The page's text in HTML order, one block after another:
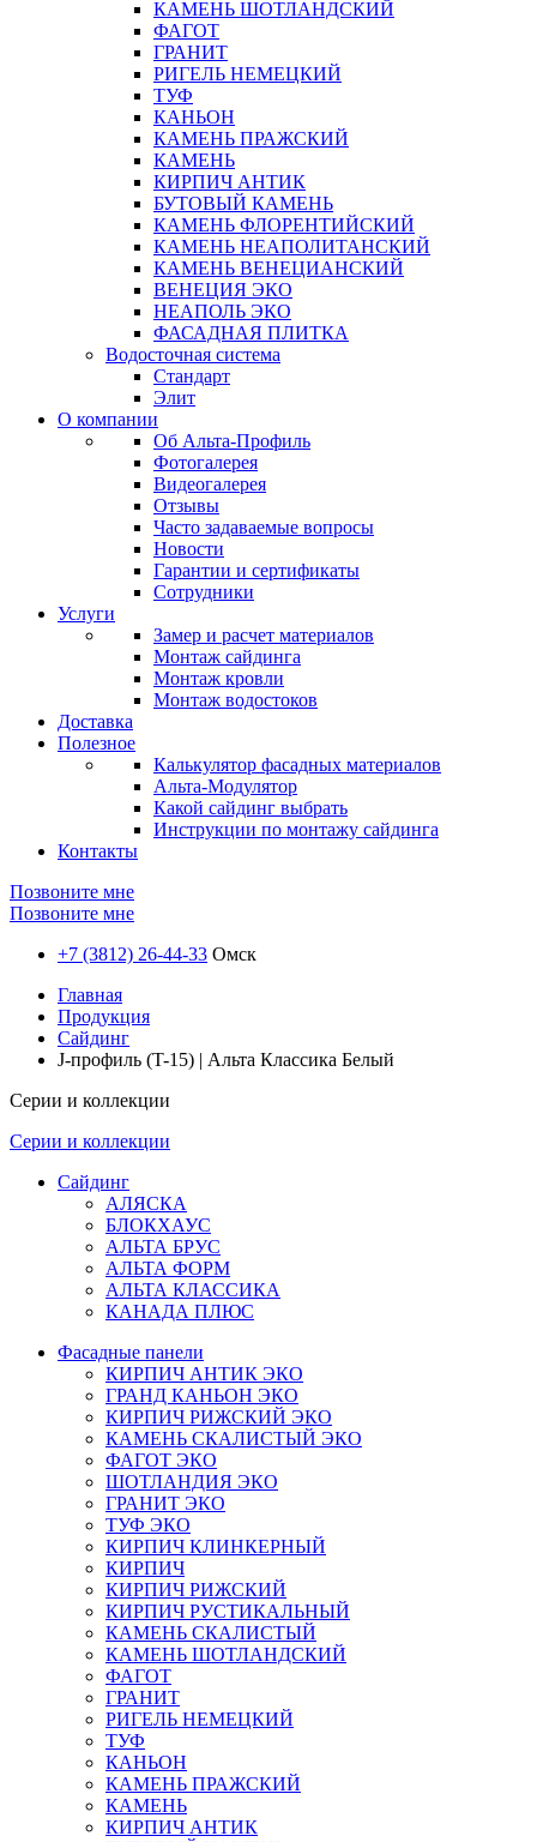
КАМЕНЬ ШОТЛАНДСКИЙ
ФАГОТ
ГРАНИТ
РИГЕЛЬ НЕМЕЦКИЙ
ТУФ
КАНЬОН
КАМЕНЬ ПРАЖСКИЙ
КАМЕНЬ
КИРПИЧ АНТИК
БУТОВЫЙ КАМЕНЬ
КАМЕНЬ ФЛОРЕНТИЙСКИЙ
КАМЕНЬ НЕАПОЛИТАНСКИЙ
КАМЕНЬ ВЕНЕЦИАНСКИЙ
ВЕНЕЦИЯ ЭКО
НЕАПОЛЬ ЭКО
ФАСАДНАЯ ПЛИТКА
Водосточная система
Стандарт
Элит
О компании
Об Альта-Профиль
Фотогалерея
Видеогалерея
Отзывы
Часто задаваемые вопросы
Новости
Гарантии и сертификаты
Сотрудники
Услуги
Замер и расчет материалов
Монтаж сайдинга
Монтаж кровли
Монтаж водостоков
Доставка
Полезное
Калькулятор фасадных материалов
Альта-Модулятор
Какой сайдинг выбрать
Инструкции по монтажу сайдинга
Контакты
Позвоните мне
Позвоните мне
+7 (3812) 26-44-33 Омск
Главная
Продукция
Сайдинг
J-профиль (T-15) | Альта Классика Белый
Серии и коллекции
Серии и коллекции
Сайдинг
АЛЯСКА
БЛОКХАУС
АЛЬТА БРУС
АЛЬТА ФОРМ
АЛЬТА КЛАССИКА
КАНАДА ПЛЮС
Фасадные панели
КИРПИЧ АНТИК ЭКО
ГРАНД КАНЬОН ЭКО
КИРПИЧ РИЖСКИЙ ЭКО
КАМЕНЬ СКАЛИСТЫЙ ЭКО
ФАГОТ ЭКО
ШОТЛАНДИЯ ЭКО
ГРАНИТ ЭКО
ТУФ ЭКО
КИРПИЧ КЛИНКЕРНЫЙ
КИРПИЧ
КИРПИЧ РИЖСКИЙ
КИРПИЧ РУСТИКАЛЬНЫЙ
КАМЕНЬ СКАЛИСТЫЙ
КАМЕНЬ ШОТЛАНДСКИЙ
ФАГОТ
ГРАНИТ
РИГЕЛЬ НЕМЕЦКИЙ
ТУФ
КАНЬОН
КАМЕНЬ ПРАЖСКИЙ
КАМЕНЬ
КИРПИЧ АНТИК